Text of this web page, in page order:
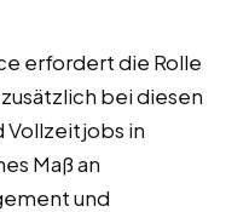
erfordert die Rolle
bei diesen
Vollzeitjobs in
Maß an
und